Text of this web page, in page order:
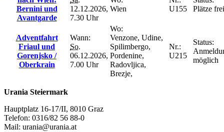
Bernini und
Avantgarde
12.12.2026,
7.30 Uhr
Wien
U155
Plätze frei
Adventfahrt
Friaul und
Gorenjsko /
Oberkrain
Wann:
So.
06.12.2026,
7.00 Uhr
Wo:
Venzone, Udine,
Spilimbergo,
Pordenine,
Radovljica,
Brezje,
Nr.:
U215
Status:
möglich
Urania Steiermark
Hauptplatz 16-17/II, 8010 Graz
Telefon: 0316/82 56 88-0
Mail: urania@urania.at